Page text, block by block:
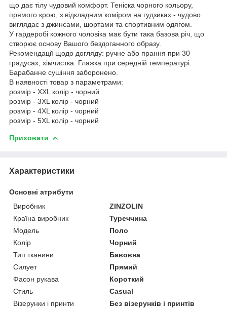
що дає тілу чудовий комфорт. Теніска чорного кольору,
прямого крою, з відкладним коміром на гудзиках - чудово
виглядає з джинсами, шортами та спортивним одягом.
У гардеробі кожного чоловіка має бути така базова річ, що
створює основу Вашого бездоганного образу.
Рекомендації щодо догляду: ручне або прання при 30
градусах, хімчистка. Глажка при середній температурі.
Барабанне сушіння заборонено.
В наявності товар з параметрами:
розмір - XXL колір - чорний
розмір - 3XL колір - чорний
розмір - 4XL колір - чорний
розмір - 5XL колір - чорний
Приховати
Характеристики
Основні атрибути
Виробник
ZINZOLIN
Країна виробник
Туреччина
Модель
Поло
Колір
Чорний
Тип тканини
Бавовна
Силует
Прямий
Фасон рукава
Короткий
Стиль
Casual
Візерунки і принти
Без візерунків і принтів